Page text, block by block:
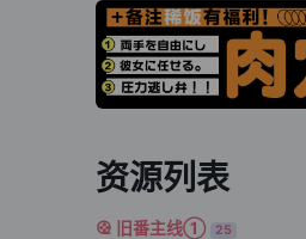
资源列表
旧番主线① 25